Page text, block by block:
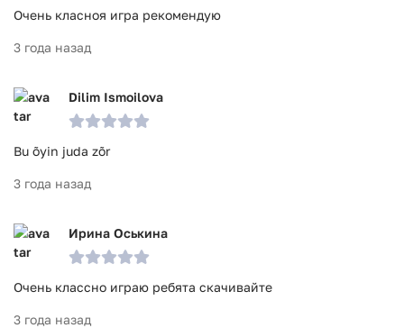
Очень класноя игра рекомендую
3 года назад
Dilim Ismoilova
Bu õyin juda zõr
3 года назад
Ирина Оськина
Очень классно играю ребята скачивайте
3 года назад